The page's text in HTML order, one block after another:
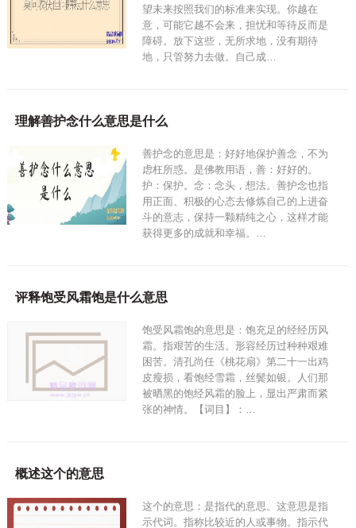
望未来按照我们的标准来实现。你越在
意，可能它越不会来，担忧和等待反而是
障碍。放下这些，无所求地，没有期待
地，只管努力去做。自己成…
理解善护念什么意思是什么
善护念的意思是：好好地保护善念，不为
虑枉所惑。是佛教用语，善：好好的。
护：保护。念：念头，想法。善护念也指
用正面、积极的心态去修炼自己的上进奋
斗的意志，保持一颗精纯之心，这样才能
获得更多的成就和幸福。…
评释饱受风霜饱是什么意思
饱受风霜饱的意思是：饱充足的经经历风
霜。指艰苦的生活。形容经历过种种艰难
困苦。清孔尚任《桃花扇》第二十一出鸡
皮瘦损，看饱经雪霜，丝鬓如银。人们那
被晒黑的饱经风霜的脸上，显出严肃而紧
张的神情。【词目】：…
概述这个的意思
这个的意思：是指代的意思。这意思是指
示代词。指称比较近的人或事物。指示代